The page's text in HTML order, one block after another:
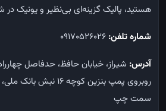
هستید، پالیک گزینه‌ای بی‌نظیر و یونیک در
شماره تلفن:
آدرس: شیراز، خیابان حافظ، حدفاصل
روبروی پمپ بنزین کوچه
سمت چپ